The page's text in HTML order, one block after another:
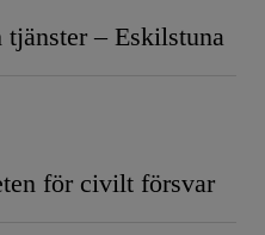
– Eskilstuna
för civilt försvar